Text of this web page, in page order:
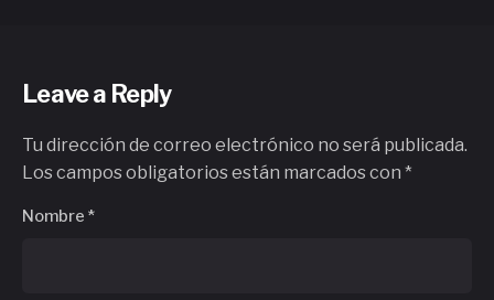
Leave a Reply
Tu dirección de correo electrónico no será publicada.
Los campos obligatorios están marcados con *
Nombre *